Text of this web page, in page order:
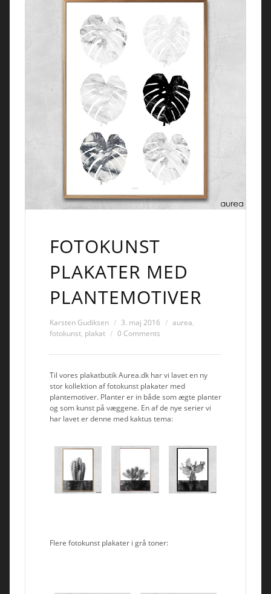
FOTOKUNST
PLAKATER MED
PLANTEMOTIVER
Karsten Gudiksen 3. maj 2016 aurea,
fotokunst, plakat 0 Comments
Til vores plakatbutik Aurea.dk har vi lavet en ny
stor kollektion af fotokunst plakater med
plantemotiver. Planter er in både som ægte planter
og som kunst på væggene. En af de nye serier vi
har lavet er denne med kaktus tema:
Flere fotokunst plakater i grå toner: